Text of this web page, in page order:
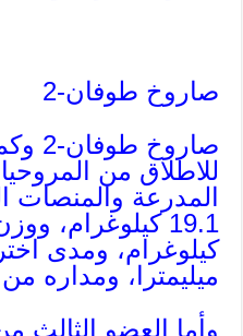
صاروخ طوفان-2
للاطلاق من
المدرعة والمنصات
ميليمترا، ومداره من 70 الى 3850
وأما العضو الثالث